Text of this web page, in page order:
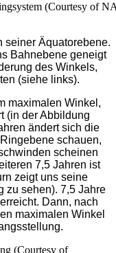
(Courtesy of
seiner Äquatorebene.
Bahnebene geneigt
des Winkels,
(siehe links).
maximalen Winkel,
(in der Abbildung
ändert sich die
schauen,
scheinen
7,5 Jahren ist
zeigt uns seine
zu sehen). 7,5 Jahre
Dann, nach
maximalen Winkel